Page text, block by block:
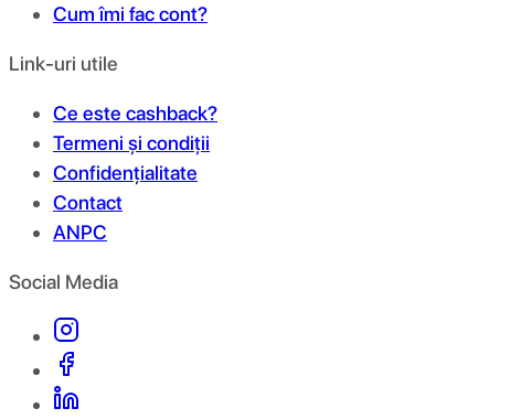
Cum îmi fac cont?
Link-uri utile
Ce este cashback?
Termeni și condiții
Confidențialitate
Contact
ANPC
Social Media